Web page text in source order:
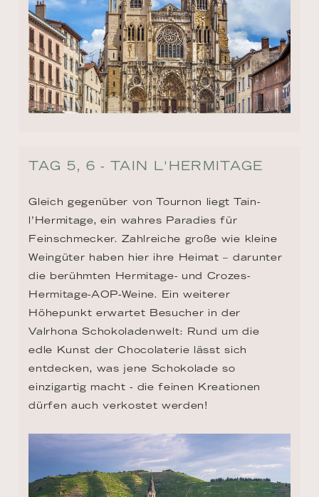
TAG 5, 6 - TAIN L'HERMITAGE
Gleich gegenüber von Tournon liegt Tain-
l’Hermitage, ein wahres Paradies für
Feinschmecker. Zahlreiche große wie kleine
Weingüter haben hier ihre Heimat – darunter
die berühmten Hermitage- und Crozes-
Hermitage-AOP-Weine. Ein weiterer
Höhepunkt erwartet Besucher in der
Valrhona Schokoladenwelt: Rund um die
edle Kunst der Chocolaterie lässt sich
entdecken, was jene Schokolade so
einzigartig macht - die feinen Kreationen
dürfen auch verkostet werden!